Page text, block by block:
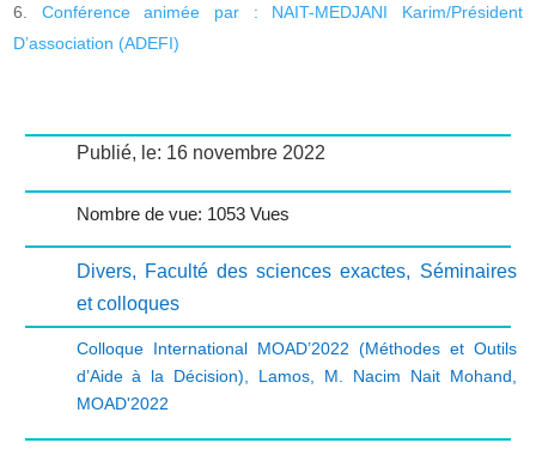
Conférence animée par : NAIT-MEDJANI Karim/Président
D’association (ADEFI)
Publié, le: 16 novembre 2022
Nombre de vue: 1053 Vues
Divers, Faculté des sciences exactes, Séminaires
et colloques
Colloque International MOAD’2022 (Méthodes et Outils
d’Aide à la Décision)
Lamos M. Nacim Nait Mohand
MOAD'2022